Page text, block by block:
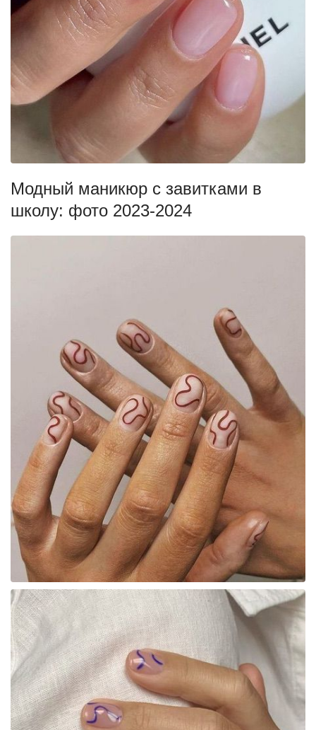
Модный маникюр с завитками в
школу: фото 2023-2024